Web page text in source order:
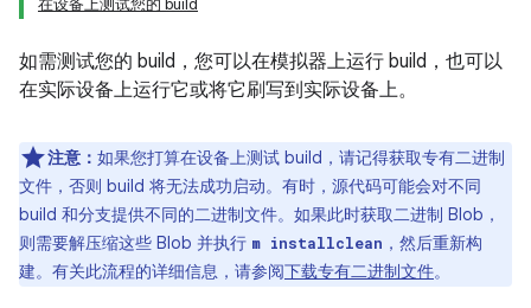
在设备上测试您的 build
如需测试您的 build，您可以在模拟器上运行 build，也可以
在实际设备上运行它或将它刷写到实际设备上。
注意： 如果您打算在设备上测试 build，请记得获取专有二进制
文件，否则 build 将无法成功启动。有时，源代码可能会对不同
build 和分支提供不同的二进制文件。如果此时获取二进制 Blob，
则需要解压缩这些 Blob 并执行 m installclean ，然后重新构
建。有关此流程的详细信息，请参阅下载专有二进制文件。